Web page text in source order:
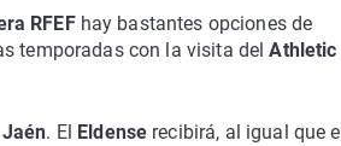
RFEFhay bastantes opciones de
temporadas con la visita delAthletic
Jaén. El Eldense recibirá, al igual que el